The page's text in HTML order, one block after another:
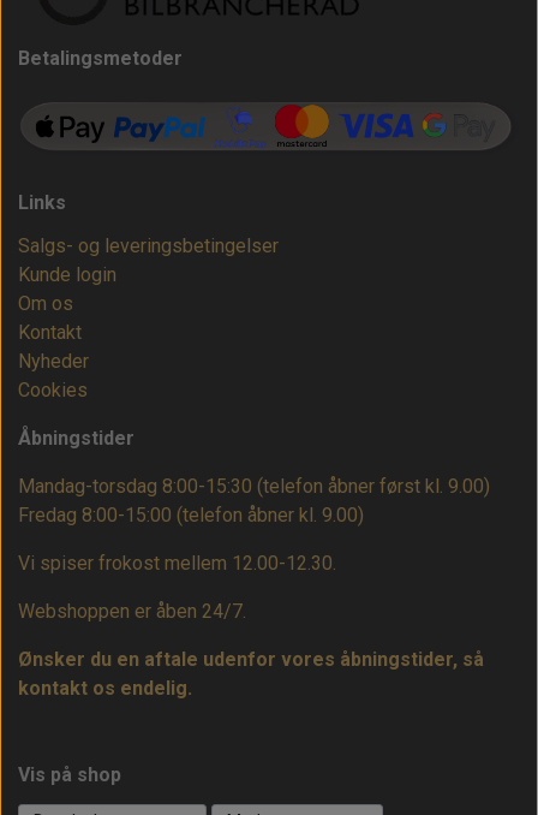
Betalingsmetoder
Links
Salgs- og leveringsbetingelser
Kunde login
Om os
Kontakt
Nyheder
Cookies
Åbningstider
Mandag-torsdag 8:00-15:30 (telefon åbner først kl. 9.00)
Fredag 8:00-15:00 (telefon åbner kl. 9.00)
Vi spiser frokost mellem 12.00-12.30.
Webshoppen er åben 24/7.
Ønsker du en aftale udenfor vores åbningstider, så
kontakt os endelig.
Vis på shop